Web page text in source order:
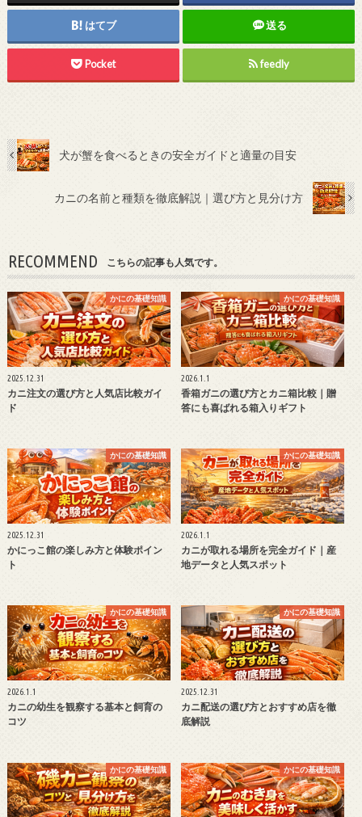
はてブ 送る
Pocket feedly
犬が蟹を食べるときの安全ガイドと適量の目安
カニの名前と種類を徹底解説｜選び方と見分け方
RECOMMEND こちらの記事も人気です。
かにの基礎知識
2025.12.31
カニ注文の選び方と人気店比較ガイ
ド
かにの基礎知識
2026.1.1
香箱ガニの選び方とカニ箱比較｜贈
答にも喜ばれる箱入りギフト
かにの基礎知識
2025.12.31
かにっこ館の楽しみ方と体験ポイン
ト
かにの基礎知識
2026.1.1
カニが取れる場所を完全ガイド｜産
地データと人気スポット
かにの基礎知識
2026.1.1
カニの幼生を観察する基本と飼育の
コツ
かにの基礎知識
2025.12.31
カニ配送の選び方とおすすめ店を徹
底解説
かにの基礎知識 かにの基礎知識